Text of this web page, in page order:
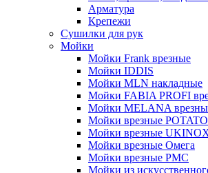
Арматура
Крепежи
Сушилки для рук
Мойки
Мойки Frank врезные
Мойки IDDIS
Мойки MLN накладные
Мойки FABIA PROFI
Мойки MELANA
Мойки врезные POTATO
Мойки врезные
Мойки врезные Омега
Мойки врезные РМС
Мойки из